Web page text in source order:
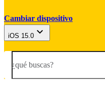
Cambiar dispositivo
iOS 15.0
¿qué buscas?